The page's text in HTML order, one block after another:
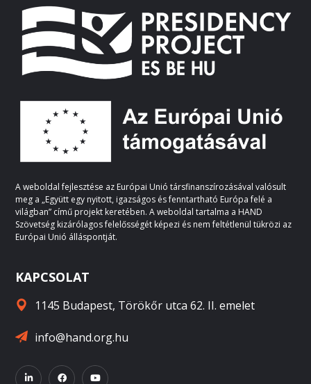
A weboldal fejlesztése az Európai Unió társfinanszírozásával valósult
meg a „Együtt egy nyitott, igazságos és fenntartható Európa felé a
világban” című projekt keretében. A weboldal tartalma a HAND
Szövetség kizárólagos felelősségét képezi és nem feltétlenül tükrözi az
Európai Unió álláspontját.
KAPCSOLAT
1145 Budapest, Törökőr utca 62. II. emelet
info@hand.org.hu